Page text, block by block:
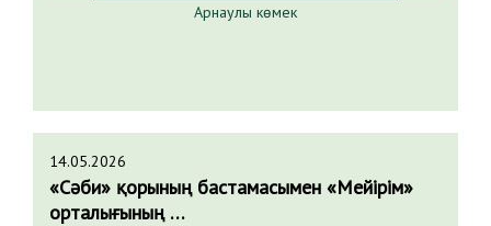
Арнаулы көмек
14.05.2026
«Сәби» қорының бастамасымен «Мейірім»
орталығының …